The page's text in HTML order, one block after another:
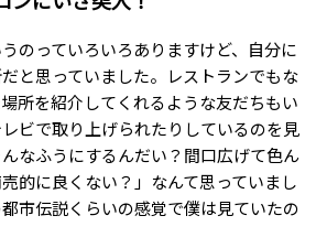
うのっていろいろありますけど、自分に
と思っていました。レストランでもな
所を紹介してくれるような友だちもい
ビで取り上げられたりしているのを見
なふうにするんだい？間口広げて色ん
的に良くない？」なんて思っていまし
市伝説くらいの感覚で僕は見ていたの